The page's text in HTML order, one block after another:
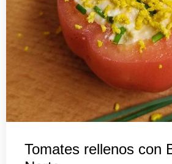
Tomates rellenos con